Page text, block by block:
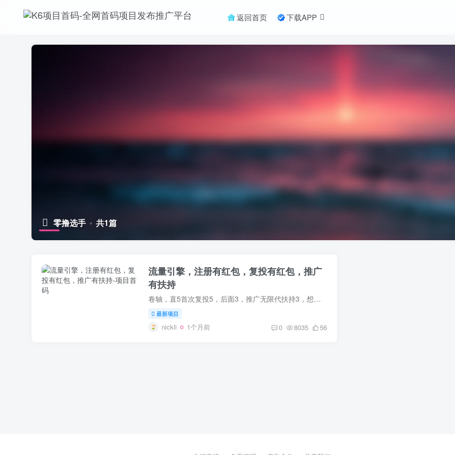
返回首页 下载APP
零撸选手 共1篇
流量引擎，注册有红包，复投有红包，推广
有扶持
卷轴，直5首次复投5，后面3，推广无限代扶持3，想做的进企鹅群922824267，企鹅号740900038
最新项目
nickli 1个月前 0 8035 56